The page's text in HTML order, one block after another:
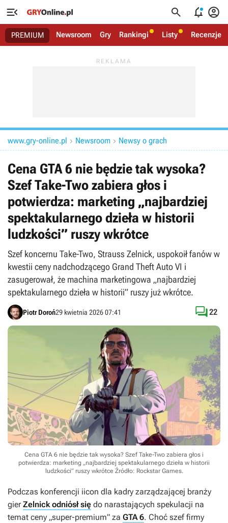
   
PREMIUM Newsroom Gry Rankingi Listy Recenzje
www.gry-online.pl  Newsroom  Newsy o grach
Cena GTA 6 nie będzie tak wysoka?
Szef Take-Two zabiera głos i
potwierdza: marketing „najbardziej
spektakularnego dzieła w historii
ludzkości” ruszy wkrótce
Szef koncernu Take-Two, Strauss Zelnick, uspokoił fanów w
kwestii ceny nadchodzącego Grand Theft Auto VI i
zasugerował, że machina marketingowa „najbardziej
spektakularnego dzieła w historii” ruszy już wkrótce.
Piotr Doroń29 kwietnia 2026 07:41 22
Cena GTA 6 nie będzie tak wysoka? Szef Take-Two zabiera głos i
potwierdza: marketing „najbardziej spektakularnego dzieła w historii
ludzkości” ruszy wkrótce Źródło: Rockstar Games.
Podczas konferencji iicon dla kadry zarządzającej branży
gierZelnick odniósł się do narastających spekulacji na
temat ceny „super-premium” za GTA 6. Choć szef firmy